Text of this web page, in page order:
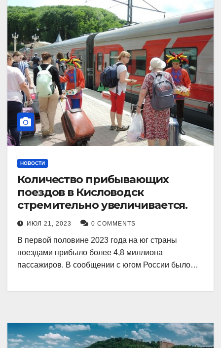
НОВОСТИ
Количество прибывающих
поездов в Кисловодск
стремительно увеличивается.
ИЮЛ 21, 2023 0 COMMENTS
В первой половине 2023 года на юг страны
поездами прибыло более 4,8 миллиона
пассажиров. В сообщении с югом России было…